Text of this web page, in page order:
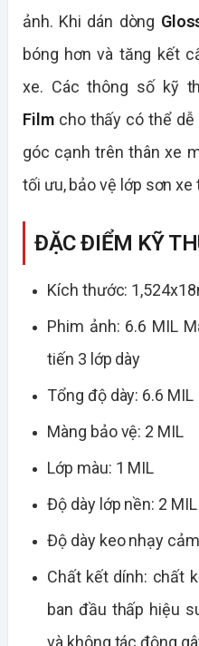
ảnh. Khi dán dòng
bóng hơn và tăng kết
xe. Các thông số kỹ
Filmcho thấy có thể dễ
góc cạnh trên thân xe
tối ưu, bảo vệ lớp sơn
ĐẶC ĐIỂM KỸ
Kích thước:
Phim ảnh: 6.6 MIL
tiến 3 lớp dày
Tổng độ dày: 6.6 MIL
Màng bảo vệ: 2 MIL
Lớp màu: 1 MIL
Độ dày lớp nền: 2 MIL
Độ dày keo nhạy
Chất kết dính: chất
ban đầu thấp hiệu
và không tác động